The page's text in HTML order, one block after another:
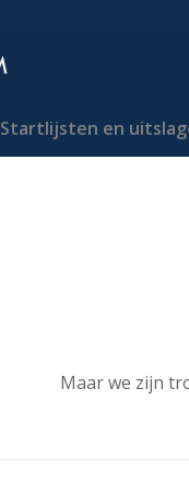
Startlijsten en
Maar we zijn